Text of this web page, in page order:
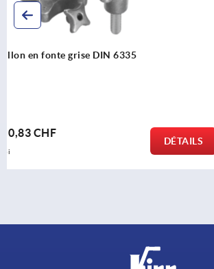
Ecrou croisillon en Inox similaire à
à partir de